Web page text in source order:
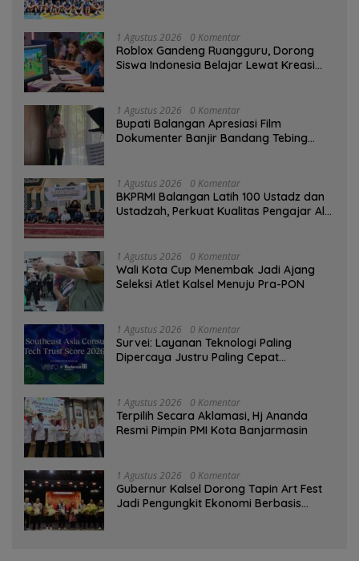
1 Agustus 2026 0 Komentar
Roblox Gandeng Ruangguru, Dorong
Siswa Indonesia Belajar Lewat Kreasi
1 Agustus 2026 0 Komentar
Bupati Balangan Apresiasi Film
Dokumenter Banjir Bandang Tebing
1 Agustus 2026 0 Komentar
BKPRMI Balangan Latih 100 Ustadz dan
Ustadzah, Perkuat Kualitas Pengajar Al-
1 Agustus 2026 0 Komentar
Wali Kota Cup Menembak Jadi Ajang
Seleksi Atlet Kalsel Menuju Pra-PON
1 Agustus 2026 0 Komentar
Survei: Layanan Teknologi Paling
Dipercaya Justru Paling Cepat
1 Agustus 2026 0 Komentar
‎Terpilih Secara Aklamasi, Hj Ananda
Resmi Pimpin PMI Kota Banjarmasin
1 Agustus 2026 0 Komentar
Gubernur Kalsel Dorong Tapin Art Fest
Jadi Pengungkit Ekonomi Berbasis